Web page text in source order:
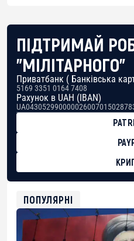
ПІДТРИМАЙ
"МІЛІТАРНОГО"
Приватбанк ( Банківська
5169 3351 0164 7408
Рахунок в UAH (IBAN)
USDT
ETH
ПОПУЛЯРНІ